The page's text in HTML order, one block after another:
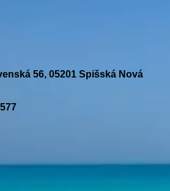
56, 05201 Spišská Nová